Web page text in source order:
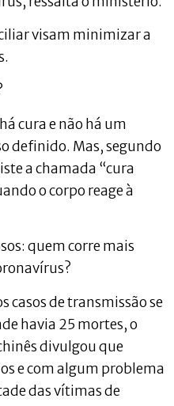
visam minimizar a
cura e não há um
definido. Mas, segundo
a chamada “cura
o corpo reage à
quem corre mais
casos de transmissão se
havia 25 mortes, o
divulgou que
e com algum problema
das vítimas de